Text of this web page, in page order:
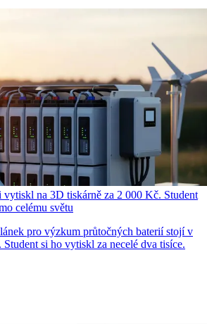
vytiskl na 3D tiskárně za 2 000 Kč. Student
celému světu
pro výzkum průtočných baterií stojí v
si ho vytiskl za necelé dva tisíce.